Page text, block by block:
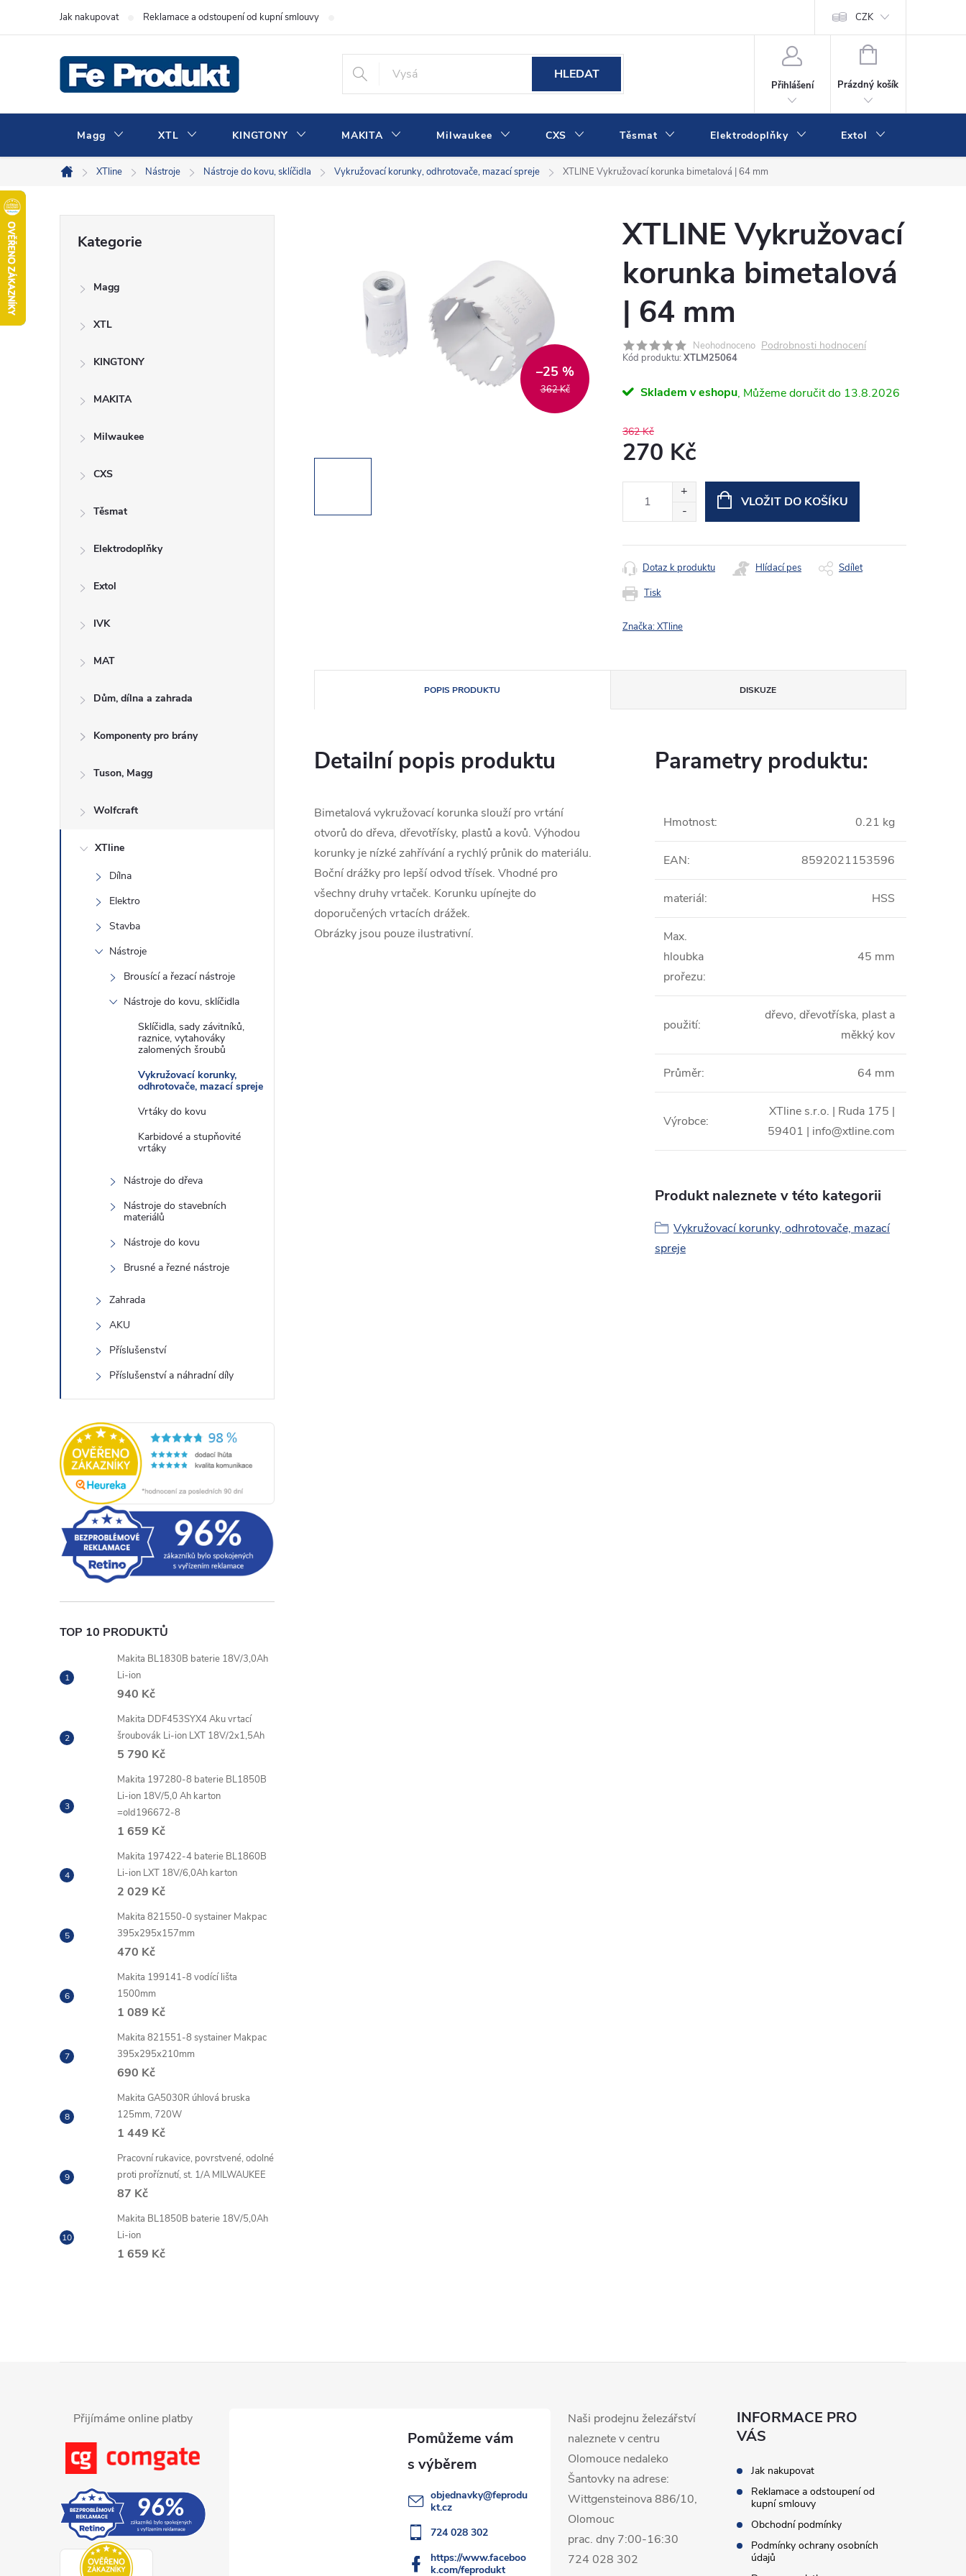
Jak nakupovat Reklamace a odstoupení od kupní smlouvy Kontakty
CZK
HLEDAT
Přihlášení
NÁKUPNÍ
Prázdný košík
Magg XTL KINGTONY MAKITA Milwaukee CXS Těsmat Elektrodoplňky Extol
Domů
XTline Nástroje Nástroje do kovu, sklíčidla Vykružovací korunky, odhrotovače, mazací spreje XTLINE Vykružovací korunka bimetalová | 64 mm
kategorie
Kategorie
Magg
XTL
KINGTONY
MAKITA
Milwaukee
CXS
Těsmat
Elektrodoplňky
Extol
IVK
MAT
Dům, dílna a zahrada
Komponenty pro brány
Tuson, Magg
Wolfcraft
XTline
Dílna
Elektro
Stavba
Nástroje
Brousící a řezací nástroje
Nástroje do kovu, sklíčidla
Sklíčidla, sady závitníků,
raznice, vytahováky
zalomených šroubů
Vykružovací korunky,
odhrotovače, mazací spreje
Vrtáky do kovu
Karbidové a stupňovité
vrtáky
Nástroje do dřeva
Nástroje do stavebních
materiálů
Nástroje do kovu
Brusné a řezné nástroje
Zahrada
AKU
Příslušenství
Příslušenství a náhradní díly
TOP 10 PRODUKTŮ
Makita BL1830B baterie 18V/3,0Ah
Li-ion
940 Kč
Makita DDF453SYX4 Aku vrtací
šroubovák Li-ion LXT 18V/2x1,5Ah
5 790 Kč
Makita 197280-8 baterie BL1850B
Li-ion 18V/5,0 Ah karton
=old196672-8
1 659 Kč
Makita 197422-4 baterie BL1860B
Li-ion LXT 18V/6,0Ah karton
2 029 Kč
Makita 821550-0 systainer Makpac
395x295x157mm
470 Kč
Makita 199141-8 vodící lišta
1500mm
1 089 Kč
Makita 821551-8 systainer Makpac
395x295x210mm
690 Kč
Makita GA5030R úhlová bruska
125mm, 720W
1 449 Kč
Pracovní rukavice, povrstvené, odolné
proti proříznutí, st. 1/A MILWAUKEE
87 Kč
Makita BL1850B baterie 18V/5,0Ah
Li-ion
1 659 Kč
362 Kč
–25 %
XTLINE Vykružovací
korunka bimetalová
| 64 mm
Neohodnoceno Podrobnosti hodnocení
Kód produktu: XTLM25064
Skladem v eshopu 13.8.2026
362 Kč
270 Kč
VLOŽIT DO KOŠÍKU
Tisk
Dotaz k produktu Hlídací pes Sdílet
Značka:XTline
POPIS PRODUKTU DISKUZE
Detailní popis produktu
Bimetalová vykružovací korunka slouží pro vrtání
otvorů do dřeva, dřevotřísky, plastů a kovů. Výhodou
korunky je nízké zahřívání a rychlý průnik do materiálu.
Boční drážky pro lepší odvod třísek. Vhodné pro
všechny druhy vrtaček. Korunku upínejte do
doporučených vrtacích drážek.
Obrázky jsou pouze ilustrativní.
Parametry produktu:
Hmotnost: 0.21 kg
EAN: 8592021153596
materiál: HSS
Max.
hloubka
prořezu:
45 mm
použití:
dřevo, dřevotříska, plast a
měkký kov
Průměr: 64 mm
Výrobce:
XTline s.r.o. | Ruda 175 |
59401 | info@xtline.com
Produkt naleznete v této kategorii
Vykružovací korunky, odhrotovače, mazací
spreje
Přijímáme online platby
objednavky@feprodu
kt.cz
724 028 302
https://www.faceboo
k.com/feprodukt
Naši prodejnu železářství
naleznete v centru
Olomouce nedaleko
Šantovky na adrese:
Wittgensteinova 886/10,
Olomouc
prac. dny 7:00-16:30
724 028 302
INFORMACE PRO
VÁS
Jak nakupovat
Reklamace a odstoupení od
kupní smlouvy
Obchodní podmínky
Podmínky ochrany osobních
údajů